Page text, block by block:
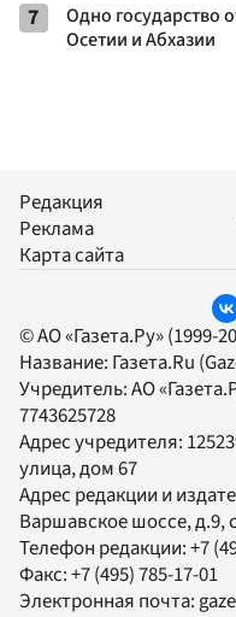
7
Одно государство
Осетии и Абхазии
Редакция
Реклама
Карта сайта
© АО «Газета.Ру» (1999-
Название: Газета.Ru
Учредитель:АО
7743625728
Адрес учредителя:
улица, дом 67
Адрес редакции и
Варшавское шоссе, д.9,
Телефон редакции:+7
Факс:+7 (495) 785-17-01
Электронная почта: